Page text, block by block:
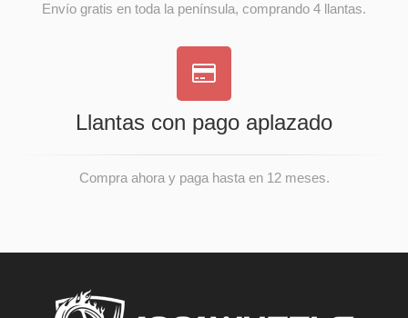
Envío gratis en toda la península, comprando 4 llantas.
Llantas con pago aplazado
Compra ahora y paga hasta en 12 meses.